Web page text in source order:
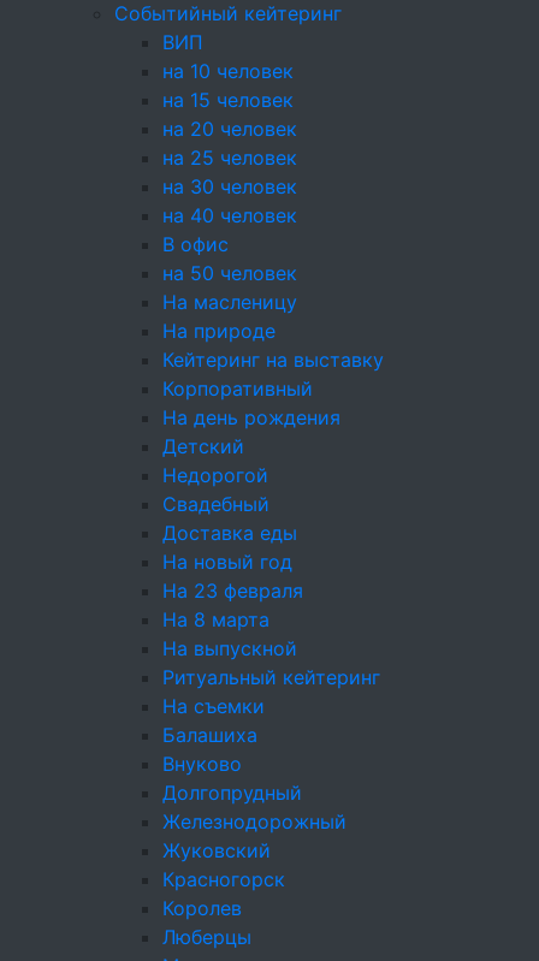
Событийный кейтеринг
ВИП
на 10 человек
на 15 человек
на 20 человек
на 25 человек
на 30 человек
на 40 человек
В офис
на 50 человек
На масленицу
На природе
Кейтеринг на выставку
Корпоративный
На день рождения
Детский
Недорогой
Свадебный
Доставка еды
На новый год
На 23 февраля
На 8 марта
На выпускной
Ритуальный кейтеринг
На съемки
Балашиха
Внуково
Долгопрудный
Железнодорожный
Жуковский
Красногорск
Королев
Люберцы
За покупки начисляем бонусы
по Москве и области
Самовывоз — бесплатно
+7 (495) 226-61-49
Москва, ул. Прянишникова 19а с1
event@cateringincity.ru
Создание сайта —Андрей Богданов
© 2005-2026 «InCity Catering»
Карта сайта
Настройки cookie
ОБРАТНЫЙ ЗВОНОК
ИП Емельянов Даниил Дмитриевич ИНН
482622253228 ОГРНИП 325470400102510 Адрес
фактической деятельности: Москва,
ул. Прянишникова, 19А, стр. 1
🍪 Мы используем cookies, чтобы запоминать
вашу корзину, показывать рекомендации
и присылать персональные скидки. Можно
изменить решение в любой момент в подвале